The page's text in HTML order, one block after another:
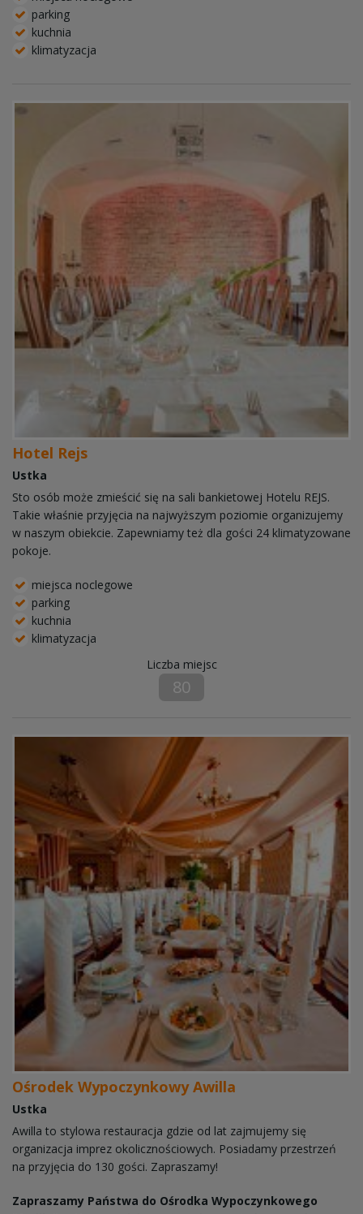
parking
kuchnia
klimatyzacja
Hotel Rejs
Ustka
Sto osób może zmieścić się na sali bankietowej Hotelu REJS.
Takie właśnie przyjęcia na najwyższym poziomie organizujemy
w naszym obiekcie. Zapewniamy też dla gości 24 klimatyzowane
pokoje.
miejsca noclegowe
parking
kuchnia
klimatyzacja
Liczba miejsc
80
Ośrodek Wypoczynkowy Awilla
Ustka
Awilla to stylowa restauracja gdzie od lat zajmujemy się
organizacja imprez okolicznościowych. Posiadamy przestrzeń
na przyjęcia do 130 gości. Zapraszamy!
Zapraszamy Państwa do Ośrodka Wypoczynkowego